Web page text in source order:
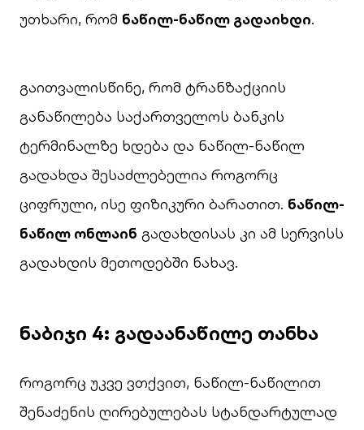
უთხარი, რომ ნაწილ-ნაწილ გადაიხდი.
გაითვალისწინე, რომ ტრანზაქციის
განაწილება საქართველოს ბანკის
ტერმინალზე ხდება და ნაწილ-ნაწილ
გადახდა შესაძლებელია როგორც
ციფრული, ისე ფიზიკური ბარათით. ნაწილ-
ნაწილ ონლაინ გადახდისას კი ამ სერვისს
გადახდის მეთოდებში ნახავ.
ნაბიჯი 4: გადაანაწილე თანხა
როგორც უკვე ვთქვით, ნაწილ-ნაწილით
შენაძენის ღირებულებას სტანდარტულად